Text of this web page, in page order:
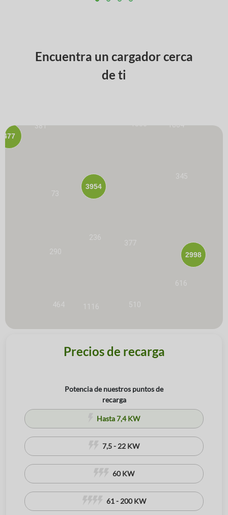
Encuentra un cargador cerca
de ti
236
290
1116
464
616
377
345
381
510
1064
1830
73
3954
2998
477
Precios de recarga
Potencia de nuestros puntos de
recarga
Hasta 7,4 KW
7,5 - 22 KW
60 KW
61 - 200 KW